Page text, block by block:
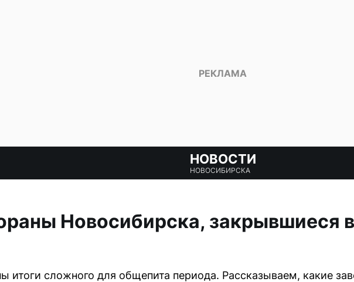
НОВОСТИ
НОВОСИБИРСКА
Новосибирска, закрывшиеся
итоги сложного для общепита периода. Рассказываем, какие